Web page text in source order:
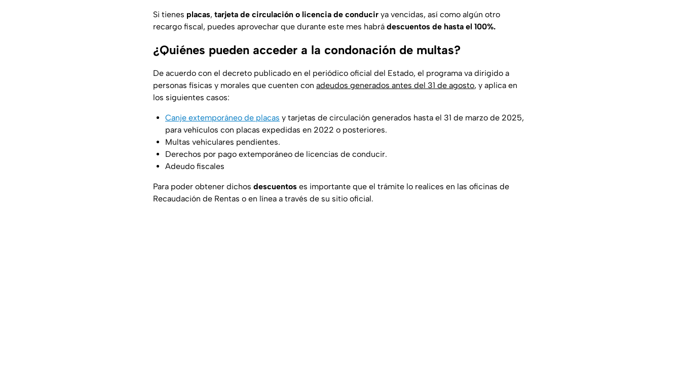
Si tienes placas, tarjeta de circulación o licencia de conducir ya vencidas, así como algún otro
recargo fiscal, puedes aprovechar que durante este mes habrá descuentos de hasta el 100%.
¿Quiénes pueden acceder a la condonación de multas?
De acuerdo con el decreto publicado en el periódico oficial del Estado, el programa va dirigido a
personas físicas y morales que cuenten con adeudos generados antes del 31 de agosto, y aplica en
los siguientes casos:
Canje extemporáneo de placas y tarjetas de circulación generados hasta el 31 de marzo de 2025,
para vehículos con placas expedidas en 2022 o posteriores.
Multas vehiculares pendientes.
Derechos por pago extemporáneo de licencias de conducir.
Adeudo fiscales
Para poder obtener dichos descuentos es importante que el trámite lo realices en las oficinas de
Recaudación de Rentas o en línea a través de su sitio oficial.